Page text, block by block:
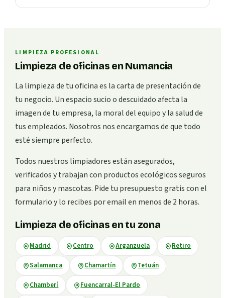
LIMPIEZA PROFESIONAL
Limpieza de oficinas en Numancia
La limpieza de tu oficina es la carta de presentación de
tu negocio. Un espacio sucio o descuidado afecta la
imagen de tu empresa, la moral del equipo y la salud de
tus empleados. Nosotros nos encargamos de que todo
esté siempre perfecto.
Todos nuestros limpiadores están asegurados,
verificados y trabajan con productos ecológicos seguros
para niños y mascotas. Pide tu presupuesto gratis con el
formulario y lo recibes por email en menos de 2 horas.
Limpieza de oficinas en tu zona
Madrid Centro Arganzuela Retiro
Salamanca Chamartín Tetuán
Chamberí Fuencarral-El Pardo